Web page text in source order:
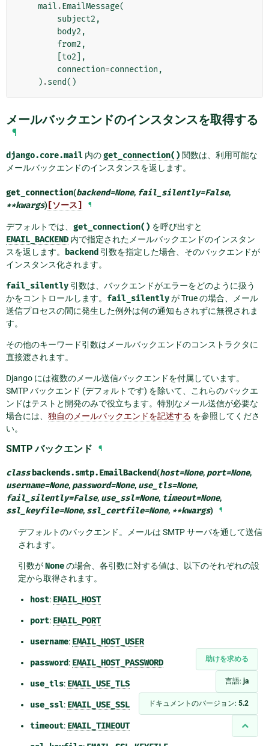
助けを求める
言語: ja
ドキュメントのバージョン: 5.2
mail .EmailMessage(
subject2 ,
body2 ,
from2 ,
to2 ],
connection=connection ,
) .send()
メールバックエンドのインスタンスを取得する
¶
django.core.mail 内のget_connection() 関数は、利用可能な
メールバックエンドのインスタンスを返します。
get_connection(backend=None, fail_silently=False,
**kwargs) [ソース] ¶
デフォルトでは、 get_connection() を呼び出すと
EMAIL_BACKEND 内で指定されたメールバックエンドのインスタン
スを返します。 backend 引数を指定した場合、そのバックエンドが
インスタンス化されます。
fail_silently 引数は、バックエンドがエラーをどのように扱う
かをコントロールします。 fail_silentlyが True の場合、メール
送信プロセスの間に発生した例外は何の通知もされずに無視されま
す。
その他のキーワード引数はメールバックエンドのコンストラクタに
直接渡されます。
Django には複数のメール送信バックエンドを付属しています。
SMTP バックエンド (デフォルトです) を除いて、これらのバックエ
ンドはテストと開発のみで役立ちます。特別なメール送信が必要な
場合には、 独自のメールバックエンドを記述する を参照してくださ
い。
SMTP バックエンド ¶
class backends.smtp.EmailBackend(host=None, port=None,
username=None, password=None, use_tls=None,
fail_silently=False, use_ssl=None, timeout=None,
ssl_keyfile=None, ssl_certfile=None, **kwargs) ¶
デフォルトのバックエンド。メールは SMTP サーバを通して送信
されます。
引数がNoneの場合、各引数に対する値は、以下のそれぞれの設
定から取得されます。
host: EMAIL_HOST
port: EMAIL_PORT
username: EMAIL_HOST_USER
password: EMAIL_HOST_PASSWORD
use_tls: EMAIL_USE_TLS
use_ssl: EMAIL_USE_SSL
timeout: EMAIL_TIMEOUT